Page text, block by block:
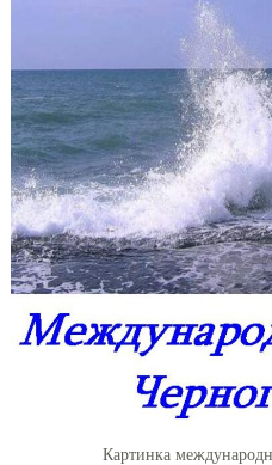
Картинка